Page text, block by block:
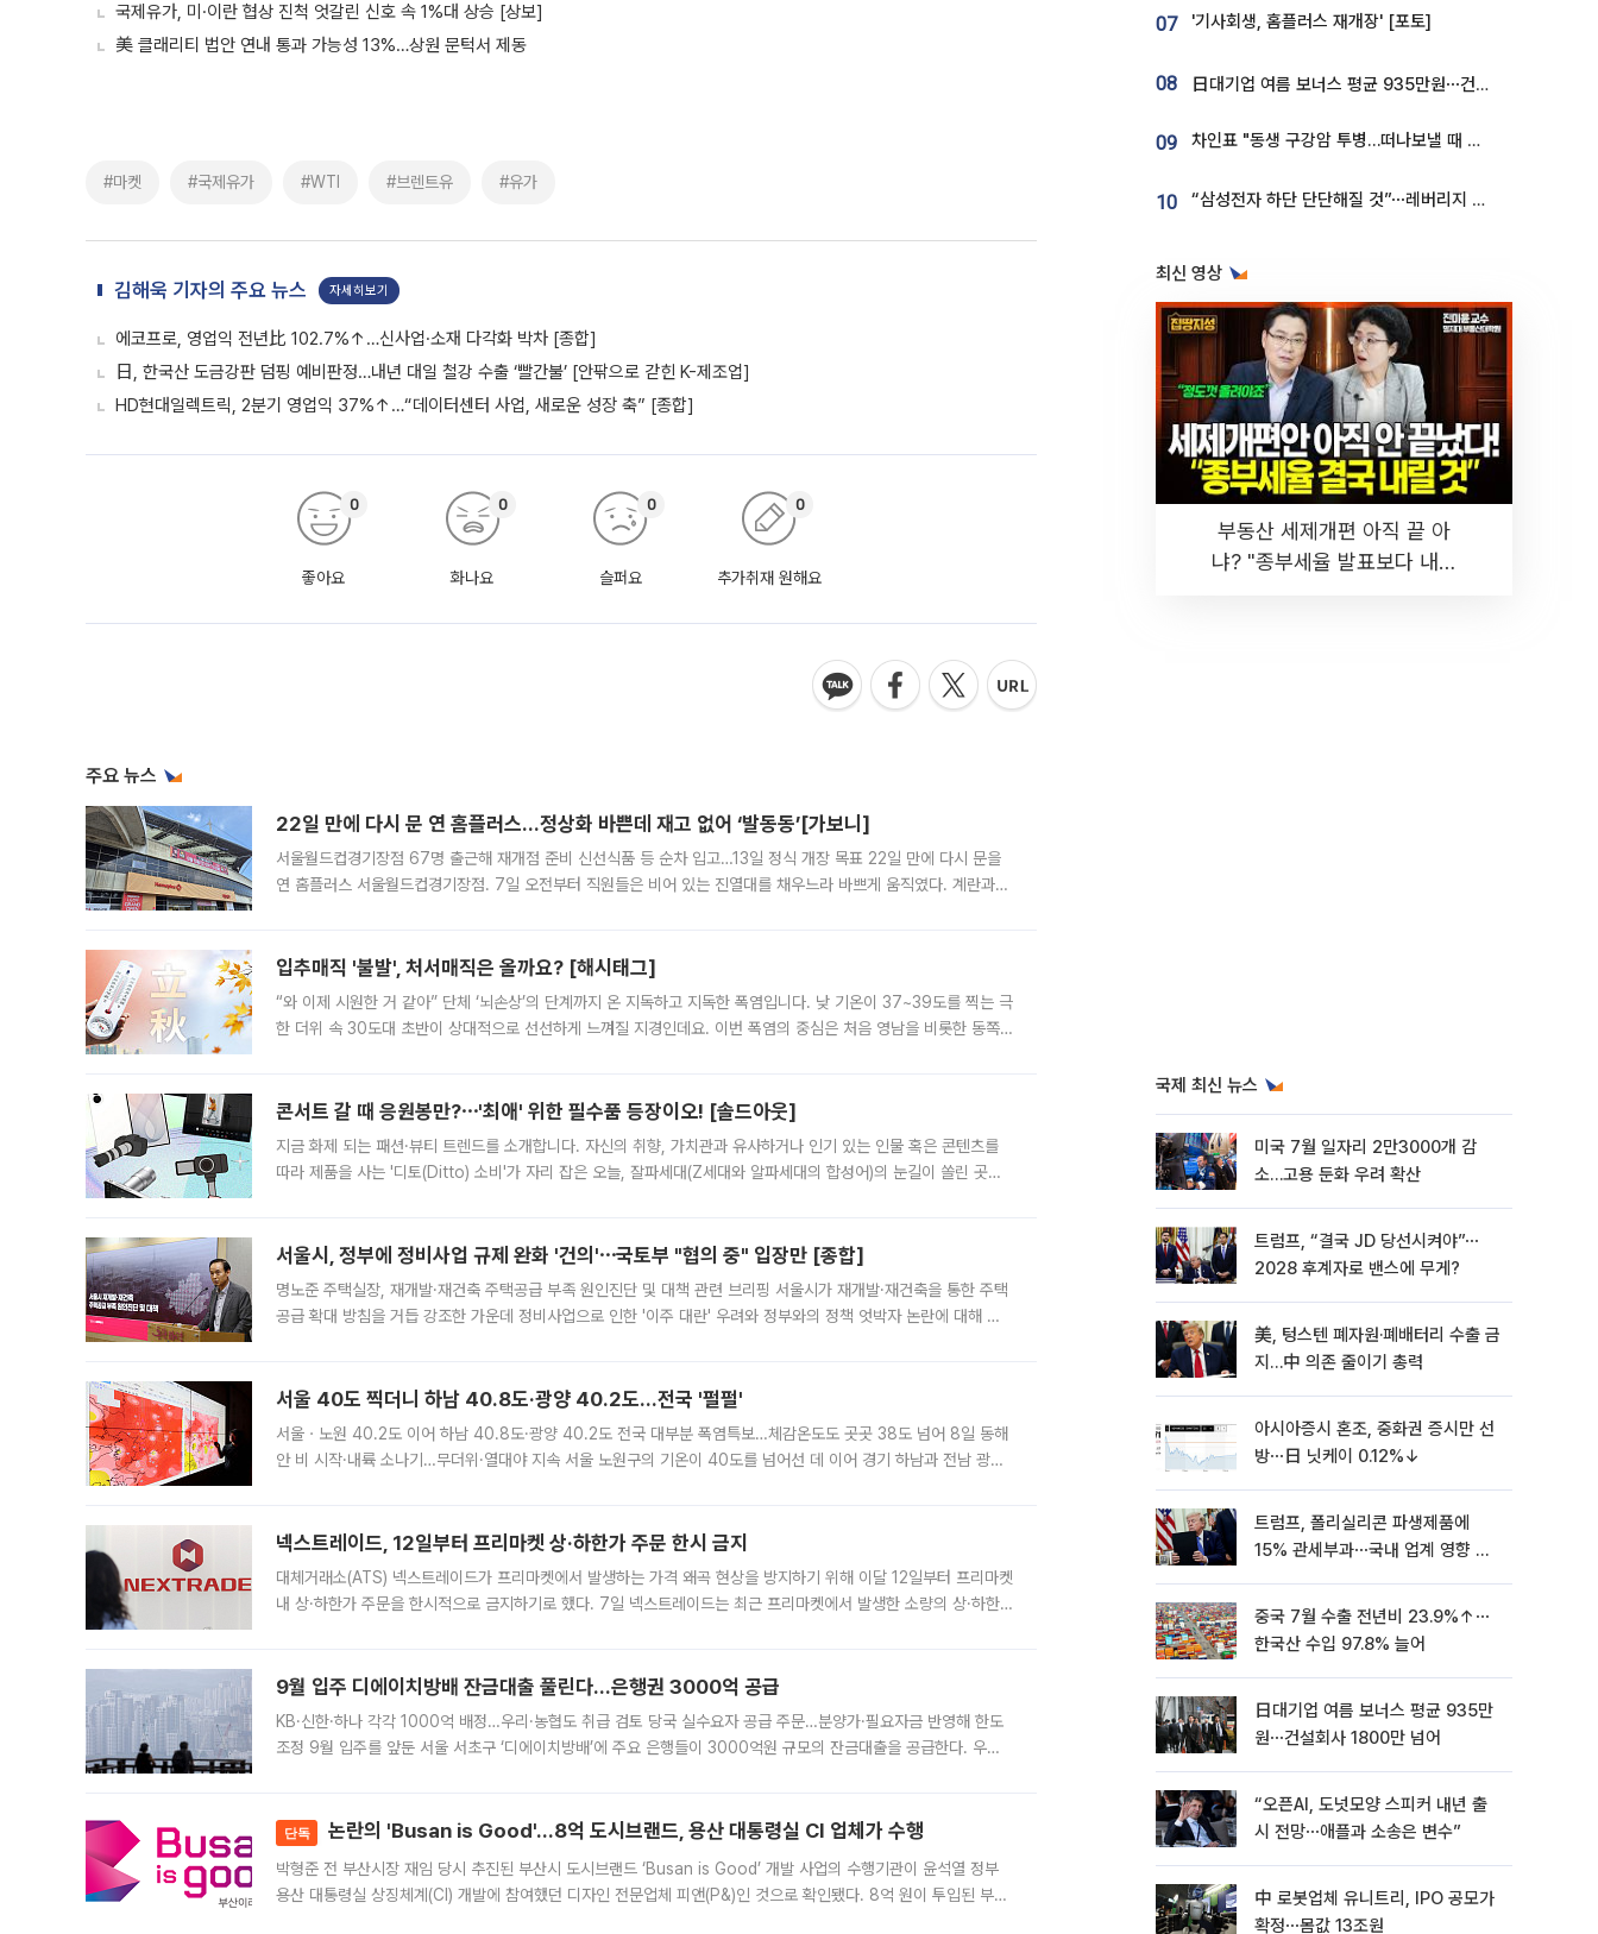
국제유가, 미·이란 협상 진척 엇갈린 신호 속 1%대 상승 [상보]
美 클래리티 법안 연내 통과 가능성 13%…상원 문턱서 제동
#마켓 #국제유가 #WTI #브렌트유 #유가
김해욱 기자의 주요 뉴스 자세히보기
에코프로, 영업익 전년比 102.7%↑…신사업·소재 다각화 박차 [종합]
日, 한국산 도금강판 덤핑 예비판정…내년 대일 철강 수출 ‘빨간불’ [안팎으로 갇힌 K-제조업]
HD현대일렉트릭, 2분기 영업익 37%↑…“데이터센터 사업, 새로운 성장 축” [종합]
좋아요
0
화나요
0
슬퍼요
0
추가취재 원해요
0
주요 뉴스
22일 만에 다시 문 연 홈플러스…정상화 바쁜데 재고 없어 ‘발동동’[가보니]
서울월드컵경기장점 67명 출근해 재개점 준비 신선식품 등 순차 입고…13일 정식 개장 목표 22일 만에 다시 문을
연 홈플러스 서울월드컵경기장점. 7일 오전부터 직원들은 비어 있는 진열대를 채우느라 바쁘게 움직였다. 계란과
입추매직 '불발', 처서매직은 올까요? [해시태그]
“와 이제 시원한 거 같아” 단체 ‘뇌손상’의 단계까지 온 지독하고 지독한 폭염입니다. 낮 기온이 37~39도를 찍는 극
한 더위 속 30도대 초반이 상대적으로 선선하게 느껴질 지경인데요. 이번 폭염의 중심은 처음 영남을 비롯한 동쪽
콘서트 갈 때 응원봉만?⋯'최애' 위한 필수품 등장이오! [솔드아웃]
지금 화제 되는 패션·뷰티 트렌드를 소개합니다. 자신의 취향, 가치관과 유사하거나 인기 있는 인물 혹은 콘텐츠를
따라 제품을 사는 '디토(Ditto) 소비'가 자리 잡은 오늘, 잘파세대(Z세대와 알파세대의 합성어)의 눈길이 쏠린 곳은
서울시, 정부에 정비사업 규제 완화 '건의'⋯국토부 "협의 중" 입장만 [종합]
명노준 주택실장, 재개발·재건축 주택공급 부족 원인진단 및 대책 관련 브리핑 서울시가 재개발·재건축을 통한 주택
공급 확대 방침을 거듭 강조한 가운데 정비사업으로 인한 '이주 대란' 우려와 정부와의 정책 엇박자 논란에 대해 정
서울 40도 찍더니 하남 40.8도·광양 40.2도…전국 '펄펄'
서울ㆍ노원 40.2도 이어 하남 40.8도·광양 40.2도 전국 대부분 폭염특보…체감온도도 곳곳 38도 넘어 8일 동해
안 비 시작·내륙 소나기…무더위·열대야 지속 서울 노원구의 기온이 40도를 넘어선 데 이어 경기 하남과 전남 광양
넥스트레이드, 12일부터 프리마켓 상·하한가 주문 한시 금지
대체거래소(ATS) 넥스트레이드가 프리마켓에서 발생하는 가격 왜곡 현상을 방지하기 위해 이달 12일부터 프리마켓
내 상·하한가 주문을 한시적으로 금지하기로 했다. 7일 넥스트레이드는 최근 프리마켓에서 발생한 소량의 상·하한
9월 입주 디에이치방배 잔금대출 풀린다…은행권 3000억 공급
KB·신한·하나 각각 1000억 배정…우리·농협도 취급 검토 당국 실수요자 공급 주문…분양가·필요자금 반영해 한도
조정 9월 입주를 앞둔 서울 서초구 ‘디에이치방배’에 주요 은행들이 3000억원 규모의 잔금대출을 공급한다. 우리
단독 논란의 'Busan is Good'…8억 도시브랜드, 용산 대통령실 CI 업체가 수행
박형준 전 부산시장 재임 당시 추진된 부산시 도시브랜드 ‘Busan is Good’ 개발 사업의 수행기관이 윤석열 정부
용산 대통령실 상징체계(CI) 개발에 참여했던 디자인 전문업체 피앤(P&)인 것으로 확인됐다. 8억 원이 투입된 부산
07 '기사회생, 홈플러스 재개장' [포토]
08 日대기업 여름 보너스 평균 935만원⋯건설회사 1800만 넘어
09 차인표 "동생 구강암 투병…떠나보낼 때 가장 힘들었다”
10 “삼성전자 하단 단단해질 것”⋯레버리지 규제에 쏠림 완화 [찐코노미]
최신 영상
부동산 세제개편 아직 끝 아
냐? "종부세율 발표보다 내릴
국제 최신 뉴스
미국 7월 일자리 2만3000개 감
소…고용 둔화 우려 확산
트럼프, “결국 JD 당선시켜야”⋯
2028 후계자로 밴스에 무게?
美, 텅스텐 폐자원·폐배터리 수출 금
지…中 의존 줄이기 총력
아시아증시 혼조, 중화권 증시만 선
방⋯日 닛케이 0.12%↓
트럼프, 폴리실리콘 파생제품에
15% 관세부과⋯국내 업계 영향 촉
중국 7월 수출 전년비 23.9%↑⋯
한국산 수입 97.8% 늘어
日대기업 여름 보너스 평균 935만
원⋯건설회사 1800만 넘어
“오픈AI, 도넛모양 스피커 내년 출
시 전망⋯애플과 소송은 변수”
中 로봇업체 유니트리, IPO 공모가
확정⋯몸값 13조원